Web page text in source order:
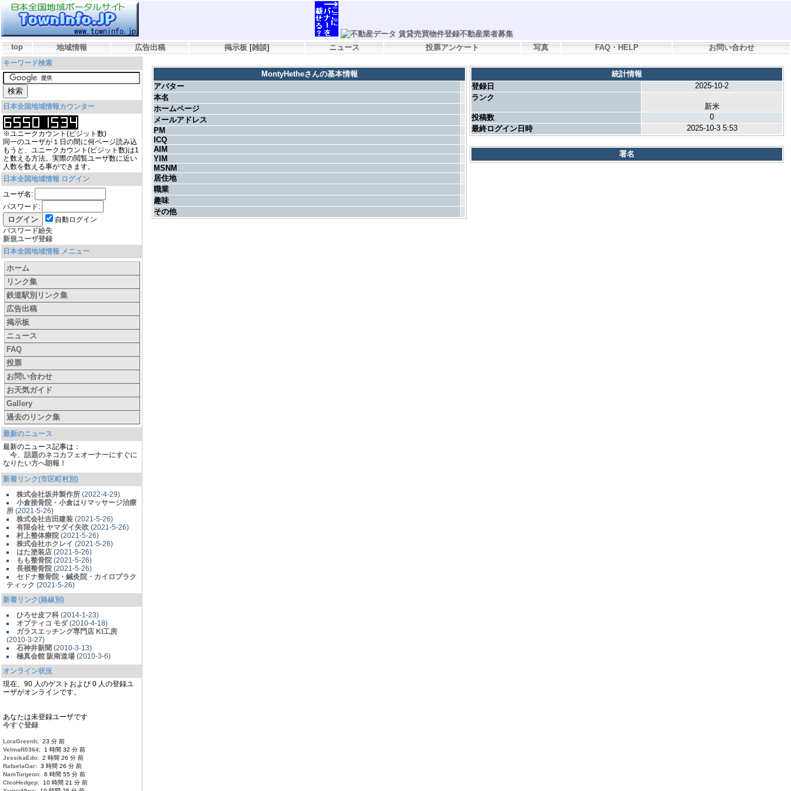
top 地域情報 広告出稿 掲示板 [雑談] ニュース 投票アンケート 写真 FAQ・HELP お問い合わせ
キーワード検索
日本全国地域情報カウンター
※ユニークカウント(ビジット数)
同一のユーザが１日の間に何ページ読み込
もうと、ユニークカウント(ビジット数)は1
と数える方法。実際の閲覧ユーザ数に近い
人数を数える事ができます。
日本全国地域情報 ログイン
ユーザ名:
パスワード:
自動ログイン
パスワード紛失
新規ユーザ登録
日本全国地域情報 メニュー
ホーム
リンク集
鉄道駅別リンク集
広告出稿
掲示板
ニュース
FAQ
投票
お問い合わせ
お天気ガイド
Gallery
過去のリンク集
最新のニュース
最新のニュース記事は：
今、話題のネコカフェオーナーにすぐに
なりたい方へ朗報！
新着リンク(市区町村別)
株式会社坂井製作所 (2022-4-29)
小倉接骨院・小倉はりマッサージ治療
所 (2021-5-26)
株式会社吉田建装 (2021-5-26)
有限会社 ヤマダイ矢吹 (2021-5-26)
村上整体療院 (2021-5-26)
株式会社ホクレイ (2021-5-26)
はた塗装店 (2021-5-26)
もも整骨院 (2021-5-26)
長嶺整骨院 (2021-5-26)
セドナ整骨院・鍼灸院・カイロプラク
ティック (2021-5-26)
新着リンク(路線別)
ひろせ皮フ科 (2014-1-23)
オプティコ モダ(2010-4-18)
ガラスエッチング専門店 KI工房
(2010-3-27)
石神井新聞 (2010-3-13)
極真会館 阪南道場 (2010-3-6)
オンライン状況
現在、90 人のゲストおよび 0 人の登録ユ
ーザがオンラインです。
あなたは未登録ユーザです
今すぐ登録
LoraGreenh: 23 分 前
VelmaR0364: 1 時間 32 分 前
JessikaEdo: 2 時間 26 分 前
RafaelaGar: 3 時間 26 分 前
NamTurgeon: 6 時間 55 分 前
CleoHedgep: 10 時間 21 分 前
MontyHetheさんの基本情報
アバター
本名
ホームページ
メールアドレス
PM
ICQ
AIM
YIM
MSNM
居住地
職業
趣味
その他
統計情報
登録日
2025-10-2
ランク
新米
投稿数
0
最終ログイン日時
2025-10-3 5:53
署名